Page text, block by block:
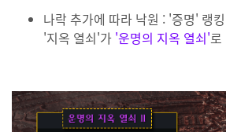
나락 추가에 따라 낙원 : '증명' 랭
'지옥 열쇠'가 '운명의 지옥 열쇠'로